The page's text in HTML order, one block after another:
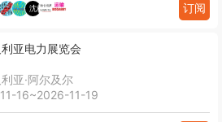
订阅
亚电力展览会
亚·阿尔及尔
16~2026-11-19